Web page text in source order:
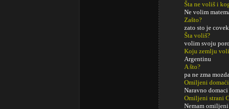
Šta ne voliš i
Ne volim
Zašto?
zato sto je
Šta voliš?
volim svoju
Koju zemlju
Argentinu
A što?
pa ne zma
Omiljeni
Naravno
Omiljeni strani
Nemam omiljeni